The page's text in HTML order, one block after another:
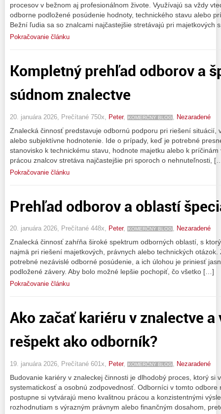
procesov v bežnom aj profesionálnom živote. Využívajú sa vždy
odborne podložené posúdenie hodnoty, technického stavu alebo
Bežní ľudia sa so znalcami najčastejšie stretávajú pri majetkových
Pokračovanie článku
Kompletný prehľad odborov a
súdnom znalectve
20. januára 2026, Prečítané 750x, Peter, KOMERČNÝ BLOG Nezaradené
Znalecká činnosť predstavuje odbornú podporu pri riešení situácií,
alebo subjektívne hodnotenie. Ide o prípady, keď je potrebné
stanovisko k technickému stavu, hodnote majetku alebo k
prácou znalcov stretáva najčastejšie pri sporoch o nehnuteľnosti,
Pokračovanie článku
Prehľad odborov a oblastí
20. januára 2026, Prečítané 448x, Peter, KOMERČNÝ BLOG , Nezaradené
Znalecká činnosť zahŕňa široké spektrum odborných oblastí, s
najmä pri riešení majetkových, právnych alebo technických
potrebné nezávislé odborné posúdenie, a ich úlohou je priniesť
podložené závery. Aby bolo možné lepšie pochopiť, čo všetko […]
Pokračovanie článku
Ako začať kariéru v znalectve
rešpekt ako odborník?
19. januára 2026, Prečítané 601x, Peter, KOMERČNÝ BLOG Nezaradené
Budovanie kariéry v znaleckej činnosti je dlhodobý proces, ktorý si
systematickosť a osobnú zodpovednosť. Odborníci v tomto odbore
postupne si vytvárajú meno kvalitnou prácou a konzistentnými
rozhodnutiam s výrazným právnym alebo finančným dosahom,